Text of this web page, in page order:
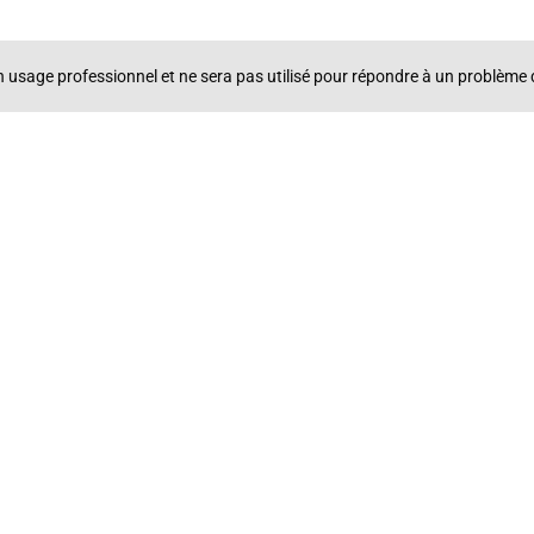
usage professionnel et ne sera pas utilisé pour répondre à un